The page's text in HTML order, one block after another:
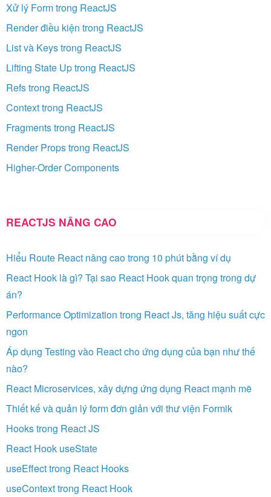
Xử lý Form trong ReactJS
Render điều kiện trong ReactJS
List và Keys trong ReactJS
Lifting State Up trong ReactJS
Refs trong ReactJS
Context trong ReactJS
Fragments trong ReactJS
Render Props trong ReactJS
Higher-Order Components
REACTJS NÂNG CAO
Hiểu Route React nâng cao trong 10 phút bằng ví dụ
React Hook là gì? Tại sao React Hook quan trọng trong dự
án?
Performance Optimization trong React Js, tăng hiệu suất cực
ngon
Áp dụng Testing vào React cho ứng dụng của bạn như thế
nào?
React Microservices, xây dựng ứng dụng React mạnh mẽ
Thiết kế và quản lý form đơn giản với thư viện Formik
Hooks trong React JS
React Hook useState
useEffect trong React Hooks
useContext trong React Hook